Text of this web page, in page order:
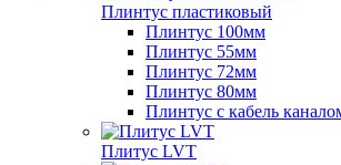
Плинтус пластиковый
Плинтус 100мм
Плинтус 55мм
Плинтус 72мм
Плинтус 80мм
Плинтус с кабель
Плитус LVT